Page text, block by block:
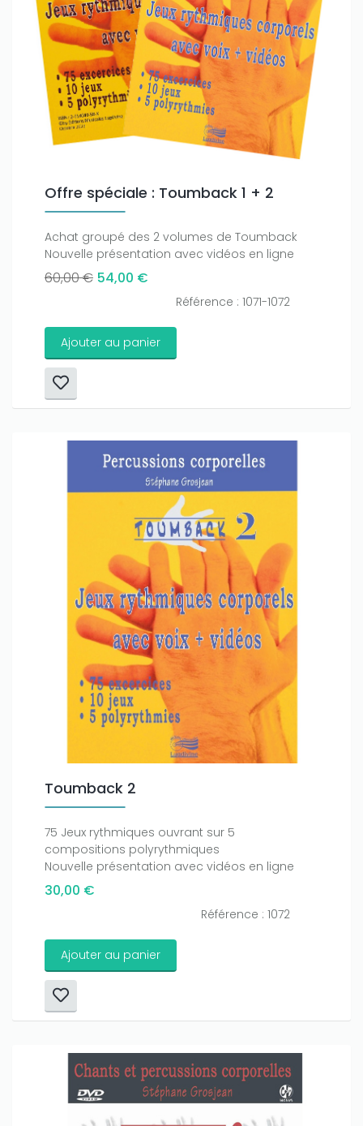
Offre spéciale : Toumback 1 + 2
Achat groupé des 2 volumes de Toumback
Nouvelle présentation avec vidéos en ligne
60,00 € 54,00 €
Référence : 1071-1072
Ajouter au panier
Toumback 2
75 Jeux rythmiques ouvrant sur 5
compositions polyrythmiques
Nouvelle présentation avec vidéos en ligne
30,00 €
Référence : 1072
Ajouter au panier